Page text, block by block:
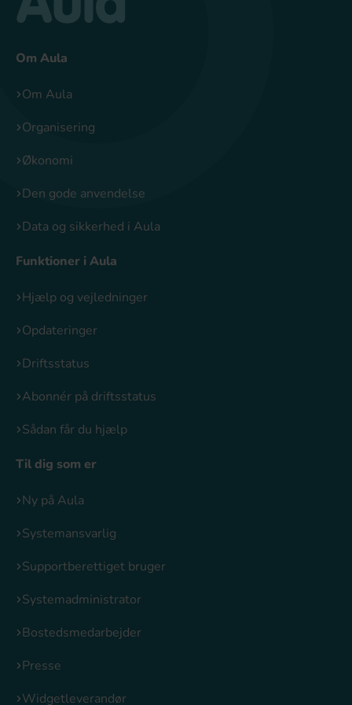
Om Aula
Om Aula
Organisering
Økonomi
Den gode anvendelse
Data og sikkerhed i Aula
Funktioner i Aula
Hjælp og vejledninger
Opdateringer
Driftsstatus
Abonnér på driftsstatus
Sådan får du hjælp
Til dig som er
Ny på Aula
Systemansvarlig
Supportberettiget bruger
Systemadministrator
Bostedsmedarbejder
Presse
Widgetleverandør